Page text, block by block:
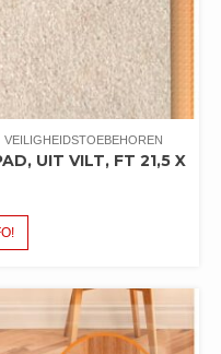
VEILIGHEIDSTOEBEHOREN
UIT VILT, FT 21,5 X